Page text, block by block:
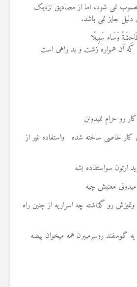
نمی شود، اما از مصادیق نزدیک
جایز نمی باشد.
وَسَاء سَبِيلًا
كه آن همواره زشت و بد راهى است
رو حرام نمیدونن
کار خاصی ساخته شده واستفاده غیر از
ازتون سواستفاده بشه
معنیش چیه
رو گذاشته چه اسراریه از چنین راه
یه گوسفند روسرمیبرن همه میخوان بیضه